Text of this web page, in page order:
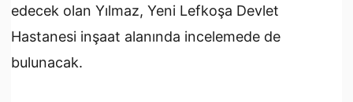
edecek olan Yılmaz, Yeni Lefkoşa Devlet
Hastanesi inşaat alanında incelemede de
bulunacak.